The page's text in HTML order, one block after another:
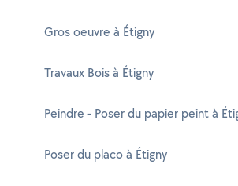
Gros oeuvre à Étigny
Travaux Bois à Étigny
Peindre - Poser du papier peint à
Poser du placo à Étigny